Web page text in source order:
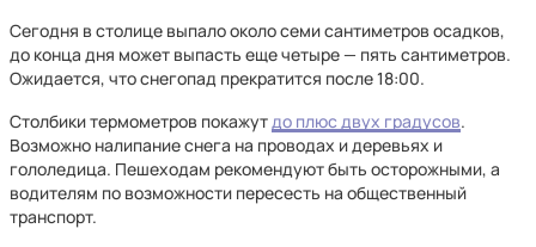
Сегодня в столице выпало около семи сантиметров осадков,
до конца дня может выпасть еще четыре — пять сантиметров.
Ожидается, что снегопад прекратится после 18:00.
Столбики термометров покажутдо плюс двух градусов.
Возможно налипание снега на проводах и деревьях и
гололедица. Пешеходам рекомендуют быть осторожными, а
водителям по возможности пересесть на общественный
транспорт.